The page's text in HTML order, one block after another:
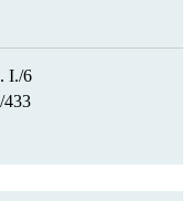
I./6
433